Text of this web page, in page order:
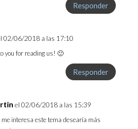
Responder
02/06/2018 a las 17:10
you for reading us! 🙂
Responder
el 02/06/2018 a las 15:39
interesa este tema desearía más